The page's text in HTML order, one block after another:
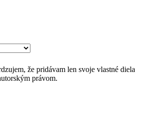
že pridávam len svoje vlastné diela
právom.